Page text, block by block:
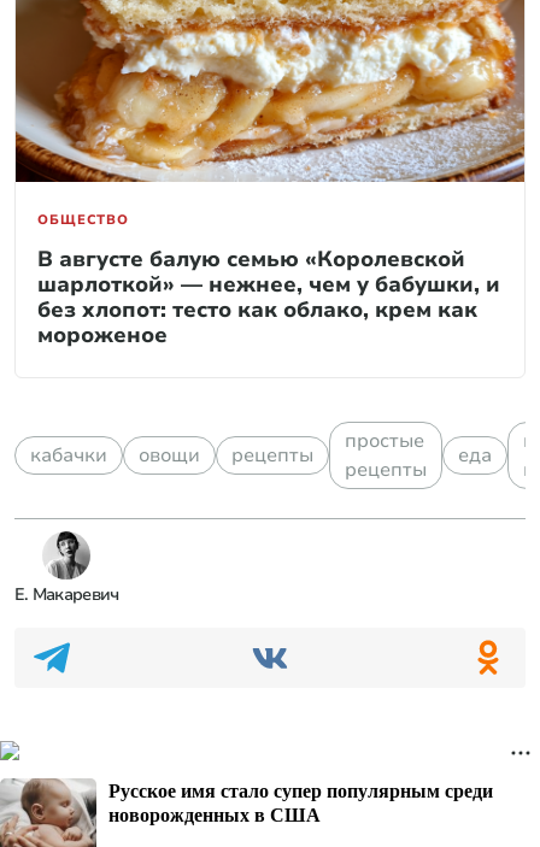
ОБЩЕСТВО
В августе балую семью «Королевской
шарлоткой» — нежнее, чем у бабушки, и
без хлопот: тесто как облако, крем как
мороженое
кабачки овощи рецепты
простые
рецепты
еда
Е. Макаревич
Русское имя стало супер популярным среди
новорожденных в США